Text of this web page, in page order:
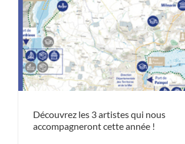
Découvrez les 3 artistes qui nous
accompagneront cette année !